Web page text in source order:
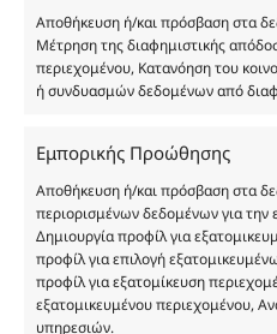
Αποθήκευση ή/και πρόσβαση στα
Μέτρηση της διαφημιστικής
περιεχομένου, Κατανόηση του
ή συνδυασμών δεδομένων από
Εμπορικής Προώθησης
Αποθήκευση ή/και πρόσβαση στα
περιορισμένων δεδομένων για την
Δημιουργία προφίλ για
προφίλ για επιλογή
προφίλ για εξατομίκευση
εξατομικευμένου περιεχομένου,
υπηρεσιών.
ονομασίες, οι εικόνες
προϊόντων αποτελούν
κατοχυρωμένη εμπορικά
Δημιουργών-Οίκων. Οι
Με επιφύλαξη κάθε
Eau de parfum
Αγίου Κωνσταντίνου 76